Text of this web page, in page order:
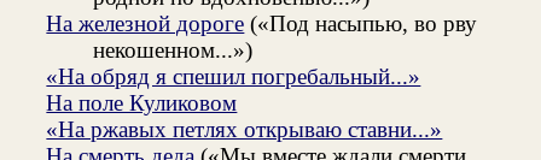
На железной дороге («Под насыпью, во рву
некошенном...»)
«На обряд я спешил погребальный...»
На поле Куликовом
«На ржавых петлях открываю ставни...»